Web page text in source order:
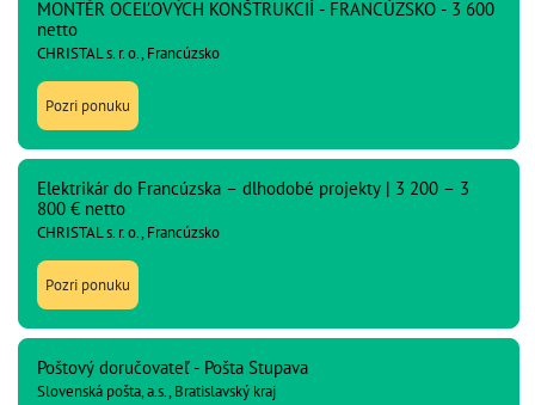
MONTÉR OCEĽOVÝCH KONŠTRUKCIÍ - FRANCÚZSKO - 3 600
netto
CHRISTAL s. r. o., Francúzsko
Pozri ponuku
Elektrikár do Francúzska – dlhodobé projekty | 3 200 – 3
800 € netto
CHRISTAL s. r. o., Francúzsko
Pozri ponuku
Poštový doručovateľ - Pošta Stupava
Slovenská pošta, a.s., Bratislavský kraj